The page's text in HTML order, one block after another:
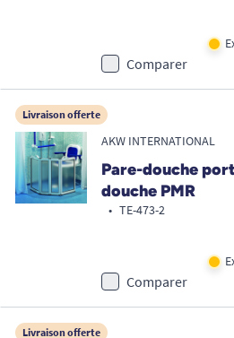
Comparer
Livraison offerte
AKW INTERNATIONAL
Pare-douche
douche PMR
• TE-473-2
Comparer
Livraison offerte